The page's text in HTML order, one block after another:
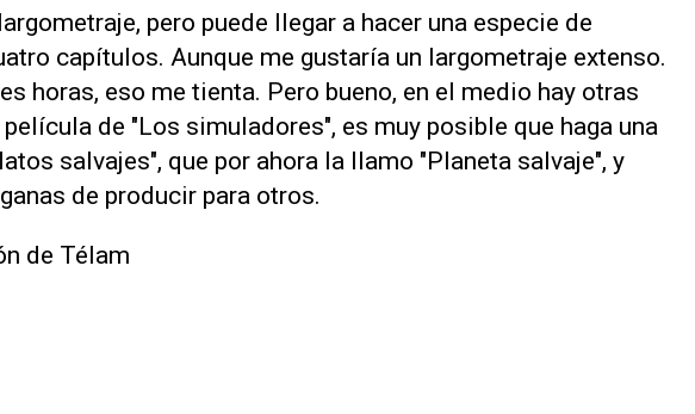
pero puede llegar a hacer una especie de
capítulos. Aunque me gustaría un largometraje extenso.
horas, eso me tienta. Pero bueno, en el medio hay otras
de "Los simuladores", es muy posible que haga una
salvajes", que por ahora la llamo "Planeta salvaje", y
de producir para otros.
de Télam